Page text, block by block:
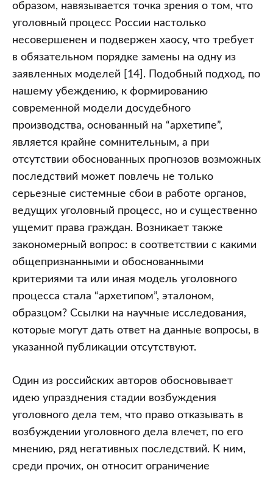
образом, навязывается точка зрения о том, что
уголовный процесс России настолько
несовершенен и подвержен хаосу, что требует
в обязательном порядке замены на одну из
заявленных моделей [14]. Подобный подход, по
нашему убеждению, к формированию
современной модели досудебного
производства, основанный на “архетипе”,
является крайне сомнительным, а при
отсутствии обоснованных прогнозов возможных
последствий может повлечь не только
серьезные системные сбои в работе органов,
ведущих уголовный процесс, но и существенно
ущемит права граждан. Возникает также
закономерный вопрос: в соответствии с какими
общепризнанными и обоснованными
критериями та или иная модель уголовного
процесса стала “архетипом”, эталоном,
образцом? Ссылки на научные исследования,
которые могут дать ответ на данные вопросы, в
указанной публикации отсутствуют.
Один из российских авторов обосновывает
идею упразднения стадии возбуждения
уголовного дела тем, что право отказывать в
возбуждении уголовного дела влечет, по его
мнению, ряд негативных последствий. К ним,
среди прочих, он относит ограничение